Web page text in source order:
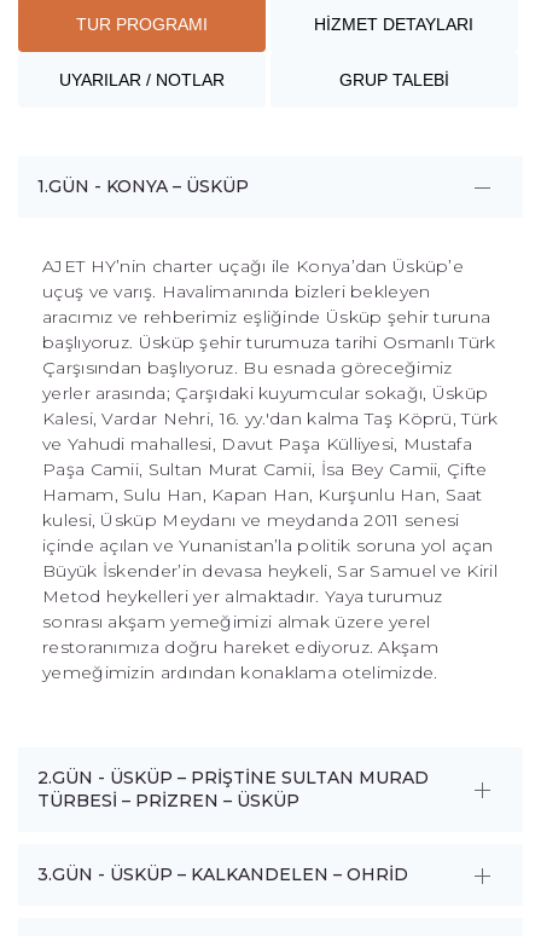
TUR PROGRAMI HİZMET DETAYLARI
UYARILAR / NOTLAR GRUP TALEBİ
1.GÜN - KONYA – ÜSKÜP
AJET HY’nin charter uçağı ile Konya’dan Üsküp’e
uçuş ve varış. Havalimanında bizleri bekleyen
aracımız ve rehberimiz eşliğinde Üsküp şehir turuna
başlıyoruz. Üsküp şehir turumuza tarihi Osmanlı Türk
Çarşısından başlıyoruz. Bu esnada göreceğimiz
yerler arasında; Çarşıdaki kuyumcular sokağı, Üsküp
Kalesi, Vardar Nehri, 16. yy.'dan kalma Taş Köprü, Türk
ve Yahudi mahallesi, Davut Paşa Külliyesi, Mustafa
Paşa Camii, Sultan Murat Camii, İsa Bey Camii, Çifte
Hamam, Sulu Han, Kapan Han, Kurşunlu Han, Saat
kulesi, Üsküp Meydanı ve meydanda 2011 senesi
içinde açılan ve Yunanistan’la politik soruna yol açan
Büyük İskender’in devasa heykeli, Sar Samuel ve Kiril
Metod heykelleri yer almaktadır. Yaya turumuz
sonrası akşam yemeğimizi almak üzere yerel
restoranımıza doğru hareket ediyoruz. Akşam
yemeğimizin ardından konaklama otelimizde.
2.GÜN - ÜSKÜP – PRİŞTİNE SULTAN MURAD
TÜRBESİ – PRİZREN – ÜSKÜP
3.GÜN - ÜSKÜP – KALKANDELEN – OHRİD